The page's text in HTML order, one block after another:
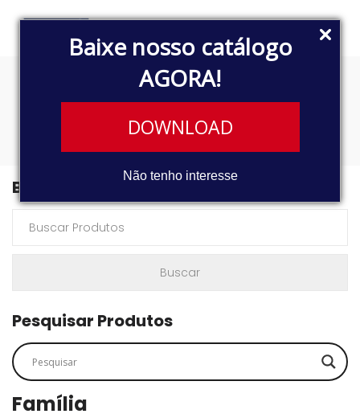
Baixe nosso catálogo
AGORA!
DOWNLOAD
Não tenho interesse
3010
Buscar Produtos
Pesquisar Produtos
Família